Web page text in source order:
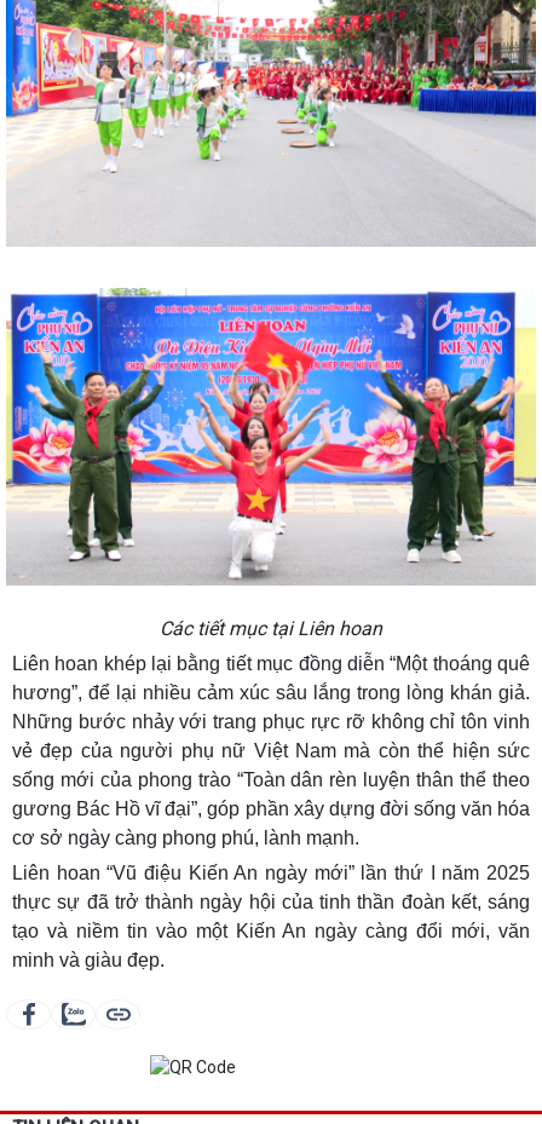
Các tiết mục tại Liên hoan
Liên hoan khép lại bằng tiết mục đồng diễn “Một thoáng quê
hương”, để lại nhiều cảm xúc sâu lắng trong lòng khán giả.
Những bước nhảy với trang phục rực rỡ không chỉ tôn vinh
vẻ đẹp của người phụ nữ Việt Nam mà còn thể hiện sức
sống mới của phong trào “Toàn dân rèn luyện thân thể theo
gương Bác Hồ vĩ đại”, góp phần xây dựng đời sống văn hóa
cơ sở ngày càng phong phú, lành mạnh.
Liên hoan “Vũ điệu Kiến An ngày mới” lần thứ I năm 2025
thực sự đã trở thành ngày hội của tinh thần đoàn kết, sáng
tạo và niềm tin vào một Kiến An ngày càng đổi mới, văn
minh và giàu đẹp.